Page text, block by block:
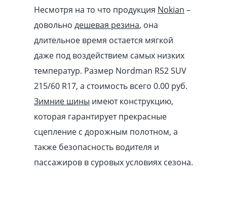
Несмотря на то что продукция Nokian –
довольно дешевая резина, она
длительное время остается мягкой
даже под воздействием самых низких
температур. Размер Nordman RS2 SUV
215/60 R17, а стоимость всего 0.00 pуб.
Зимние шины имеют конструкцию,
которая гарантирует прекрасные
сцепление с дорожным полотном, а
также безопасность водителя и
пассажиров в суровых условиях сезона.